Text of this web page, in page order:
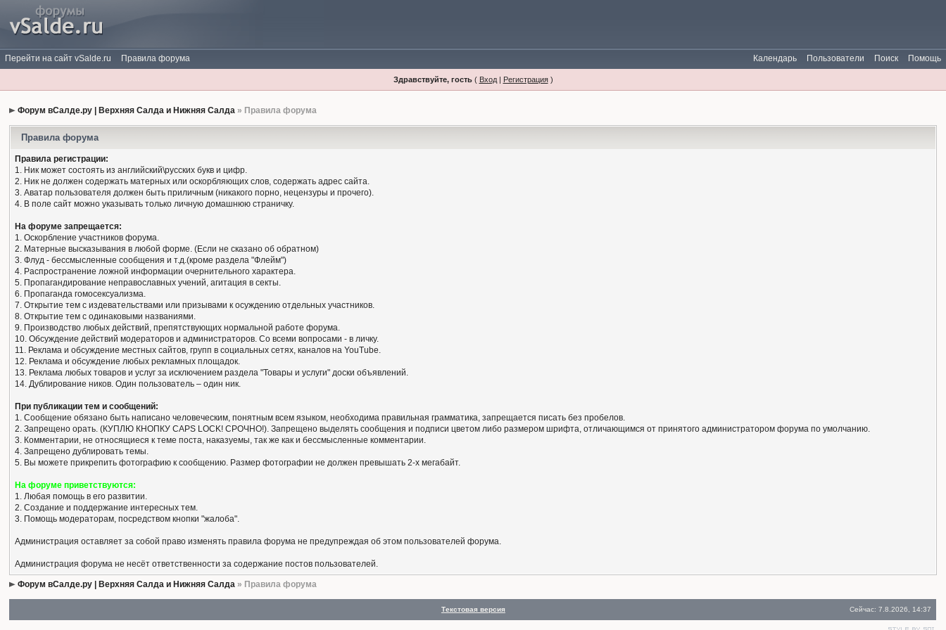
Перейти на сайт vSalde.ru Правила форума Помощь
Поиск
Пользователи
Календарь
Здравствуйте, гость( Вход| Регистрация)
Форум вСалде.ру | Верхняя Салда и Нижняя Салда » Правила форума
Правила форума
Правила регистрации:
1. Ник может состоять из английский\русских букв и цифр.
2. Ник не должен содержать матерных или оскорбляющих слов, содержать адрес сайта.
3. Аватар пользователя должен быть приличным (никакого порно, нецензуры и прочего).
4. В поле сайт можно указывать только личную домашнюю страничку.
На форуме запрещается:
1. Оскорбление участников форума.
2. Матерные высказывания в любой форме. (Если не сказано об обратном)
3. Флуд - бессмысленные сообщения и т.д.(кроме раздела "Флейм")
4. Распространение ложной информации очернительного характера.
5. Пропагандирование неправославных учений, агитация в секты.
6. Пропаганда гомосексуализма.
7. Открытие тем с издевательствами или призывами к осуждению отдельных участников.
8. Открытие тем с одинаковыми названиями.
9. Производство любых действий, препятствующих нормальной работе форума.
10. Обсуждение действий модераторов и администраторов. Со всеми вопросами - в личку.
11. Реклама и обсуждение местных сайтов, групп в социальных сетях, каналов на YouTube.
12. Реклама и обсуждение любых рекламных площадок.
13. Реклама любых товаров и услуг за исключением раздела "Товары и услуги" доски объявлений.
14. Дублирование ников. Один пользователь – один ник.
При публикации тем и сообщений:
1. Сообщение обязано быть написано человеческим, понятным всем языком, необходима правильная грамматика, запрещается писать без пробелов.
2. Запрещено орать. (КУПЛЮ КНОПКУ CAPS LOCK! СРОЧНО!). Запрещено выделять сообщения и подписи цветом либо размером шрифта, отличающимся от принятого администратором форума по умолчанию.
3. Комментарии, не относящиеся к теме поста, наказуемы, так же как и бессмысленные комментарии.
4. Запрещено дублировать темы.
5. Вы можете прикрепить фотографию к сообщению. Размер фотографии не должен превышать 2-х мегабайт.
На форуме приветствуются:
1. Любая помощь в его развитии.
2. Создание и поддержание интересных тем.
3. Помощь модераторам, посредством кнопки "жалоба".
Администрация оставляет за собой право изменять правила форума не предупреждая об этом пользователей форума.
Администрация форума не несёт ответственности за содержание постов пользователей.
Форум вСалде.ру | Верхняя Салда и Нижняя Салда » Правила форума
Текстовая версия Сейчас: 7.8.2026, 14:37